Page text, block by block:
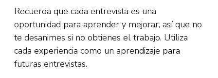
Recuerda que cada entrevista es una
oportunidad para aprender y mejorar, así que no
te desanimes si no obtienes el trabajo. Utiliza
cada experiencia como un aprendizaje para
futuras entrevistas.